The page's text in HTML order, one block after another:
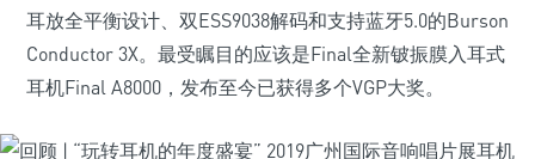
耳放全平衡设计、双ESS9038解码和支持蓝牙5.0的Burson
Conductor 3X。最受瞩目的应该是Final全新铍振膜入耳式
耳机Final A8000，发布至今已获得多个VGP大奖。